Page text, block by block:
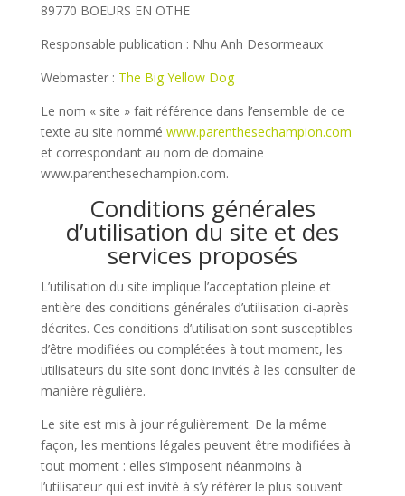
89770 BOEURS EN OTHE
Responsable publication : Nhu Anh Desormeaux
Webmaster : The Big Yellow Dog
Le nom « site » fait référence dans l’ensemble de ce
texte au site nommé www.parenthesechampion.com
et correspondant au nom de domaine
www.parenthesechampion.com.
Conditions générales
d’utilisation du site et des
services proposés
L’utilisation du site implique l’acceptation pleine et
entière des conditions générales d’utilisation ci-après
décrites. Ces conditions d’utilisation sont susceptibles
d’être modifiées ou complétées à tout moment, les
utilisateurs du site sont donc invités à les consulter de
manière régulière.
Le site est mis à jour régulièrement. De la même
façon, les mentions légales peuvent être modifiées à
tout moment : elles s’imposent néanmoins à
l’utilisateur qui est invité à s’y référer le plus souvent